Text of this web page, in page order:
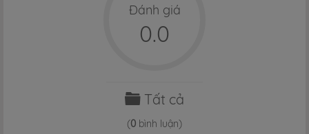
Đánh giá
0.0
Tất cả
(0 bình luận)